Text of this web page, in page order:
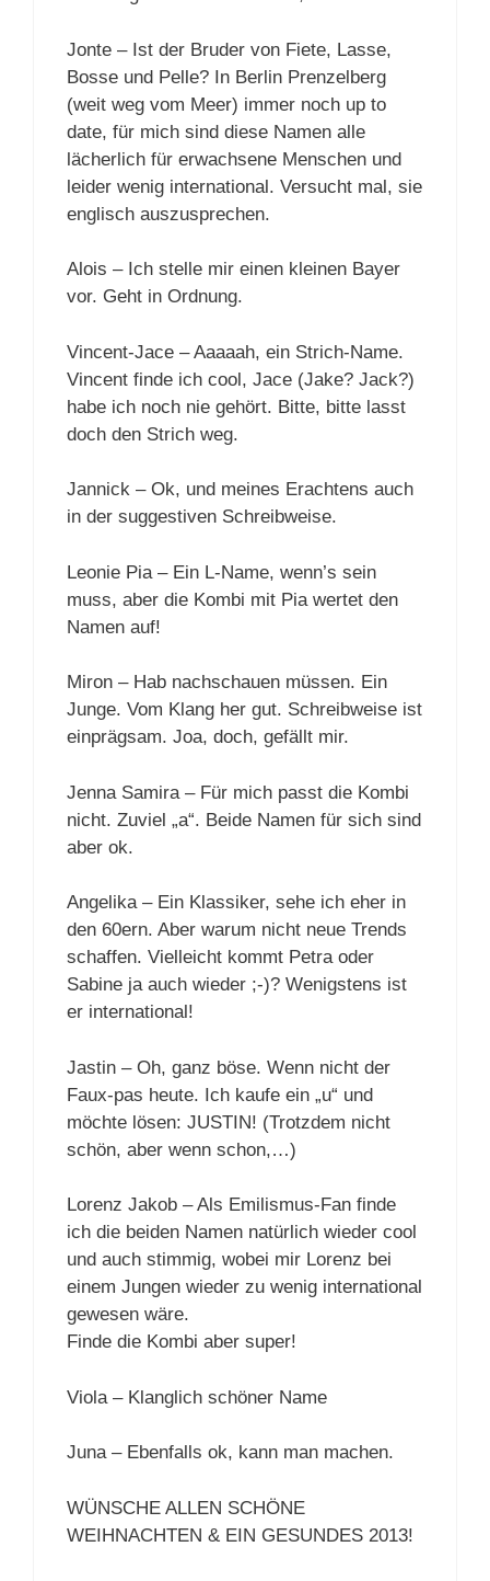
Jonte – Ist der Bruder von Fiete, Lasse,
Bosse und Pelle? In Berlin Prenzelberg
(weit weg vom Meer) immer noch up to
date, für mich sind diese Namen alle
lächerlich für erwachsene Menschen und
leider wenig international. Versucht mal, sie
englisch auszusprechen.
Alois – Ich stelle mir einen kleinen Bayer
vor. Geht in Ordnung.
Vincent-Jace – Aaaaah, ein Strich-Name.
Vincent finde ich cool, Jace (Jake? Jack?)
habe ich noch nie gehört. Bitte, bitte lasst
doch den Strich weg.
Jannick – Ok, und meines Erachtens auch
in der suggestiven Schreibweise.
Leonie Pia – Ein L-Name, wenn’s sein
muss, aber die Kombi mit Pia wertet den
Namen auf!
Miron – Hab nachschauen müssen. Ein
Junge. Vom Klang her gut. Schreibweise ist
einprägsam. Joa, doch, gefällt mir.
Jenna Samira – Für mich passt die Kombi
nicht. Zuviel „a“. Beide Namen für sich sind
aber ok.
Angelika – Ein Klassiker, sehe ich eher in
den 60ern. Aber warum nicht neue Trends
schaffen. Vielleicht kommt Petra oder
Sabine ja auch wieder ;-)? Wenigstens ist
er international!
Jastin – Oh, ganz böse. Wenn nicht der
Faux-pas heute. Ich kaufe ein „u“ und
möchte lösen: JUSTIN! (Trotzdem nicht
schön, aber wenn schon,…)
Lorenz Jakob – Als Emilismus-Fan finde
ich die beiden Namen natürlich wieder cool
und auch stimmig, wobei mir Lorenz bei
einem Jungen wieder zu wenig international
gewesen wäre.
Finde die Kombi aber super!
Viola – Klanglich schöner Name
Juna – Ebenfalls ok, kann man machen.
WÜNSCHE ALLEN SCHÖNE
WEIHNACHTEN & EIN GESUNDES 2013!